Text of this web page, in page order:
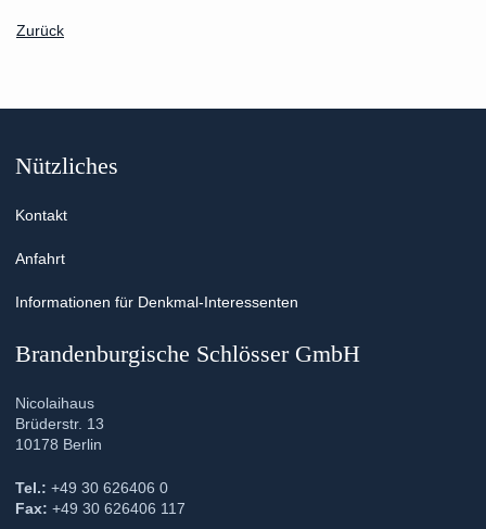
Zurück
Nützliches
Kontakt
Anfahrt
Informationen für Denkmal-Interessenten
Brandenburgische Schlösser GmbH
Nicolaihaus
Brüderstr. 13
10178 Berlin
Tel.: +49 30 626406 0
Fax: +49 30 626406 117